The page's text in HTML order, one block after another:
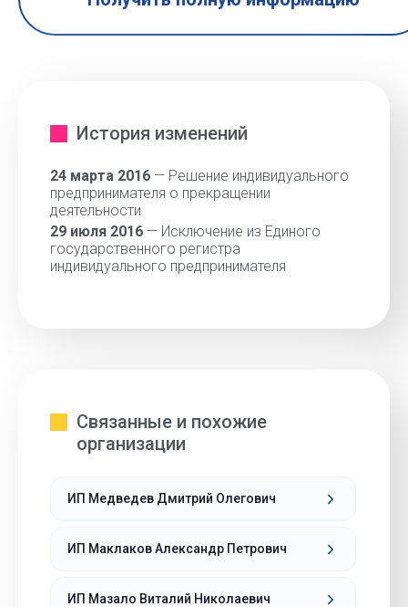
История изменений
24 марта 2016 — Решение индивидуального
предпринимателя о прекращении
деятельности
29 июля 2016 — Исключение из Единого
государственного регистра
индивидуального предпринимателя
Связанные и похожие
организации
ИП Медведев Дмитрий Олегович
ИП Маклаков Александр Петрович
ИП Мазало Виталий Николаевич